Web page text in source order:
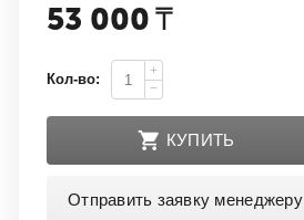
53 000₸
Кол-во:
+
−
КУПИТЬ
Отправить заявку менеджеру